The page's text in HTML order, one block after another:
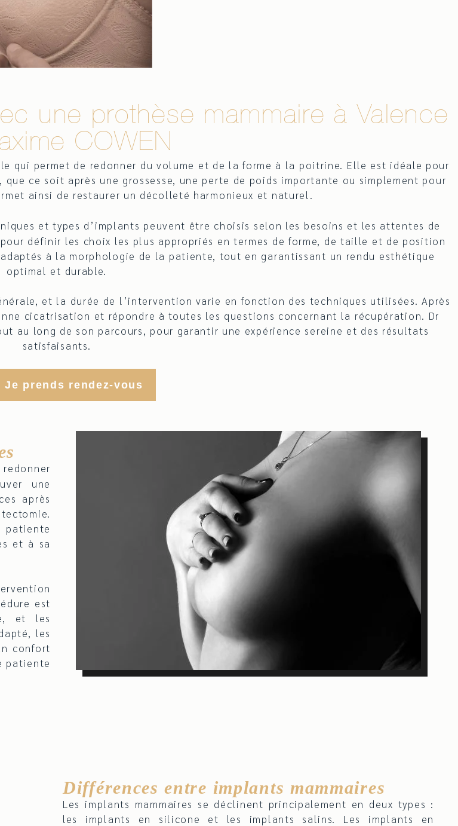
une prothèse mammaire à Valence
COWEN
qui permet de redonner du volume et de la forme à la poitrine. Elle est idéale pour
ce soit après une grossesse, une perte de poids importante ou simplement pour
ainsi de restaurer un décolleté harmonieux et naturel.
et types d’implants peuvent être choisis selon les besoins et les attentes de
définir les choix les plus appropriés en termes de forme, de taille et de position
à la morphologie de la patiente, tout en garantissant un rendu esthétique
optimal et durable.
et la durée de l’intervention varie en fonction des techniques utilisées. Après
cicatrisation et répondre à toutes les questions concernant la récupération. Dr
au long de son parcours, pour garantir une expérience sereine et des résultats
satisfaisants.
Je prends rendez-vous
une
après
patiente
et à sa
est
et les
les
confort
patiente
Différences entre implants mammaires
Les implants mammaires se déclinent principalement en deux types :
les implants en silicone et les implants salins. Les implants en